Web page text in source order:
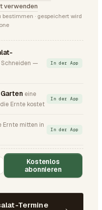
verwenden
· gespeichert wird
Schneiden —
In der App
eine
Ernte kostet
In der App
Ernte mitten in
In der App
Kostenlos
abonnieren
Termine